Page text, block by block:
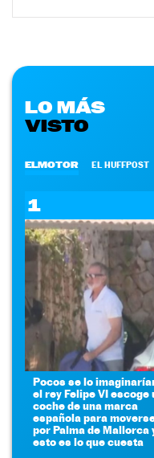
LO MÁS
VISTO
ELMOTOR EL HUFFPOST
1
Pocos se lo
el rey Felipe VI escoge
coche de una marca
española para
por Palma de Mallorca
esto es lo que cuesta